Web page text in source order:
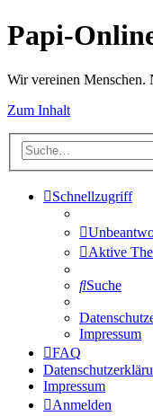
Papi-
Wir vereinen Menschen.
Zum Inhalt
Schnellzugriff
Aktive
Suche
Impressum
FAQ
Impressum
Anmelden